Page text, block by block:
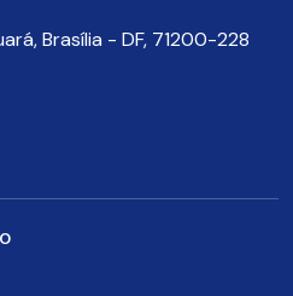
Brasília - DF, 71200-228